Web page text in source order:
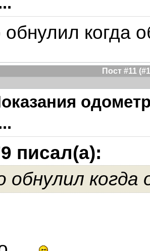
обнулил когда
Пост #11
писал(а):
обнулил